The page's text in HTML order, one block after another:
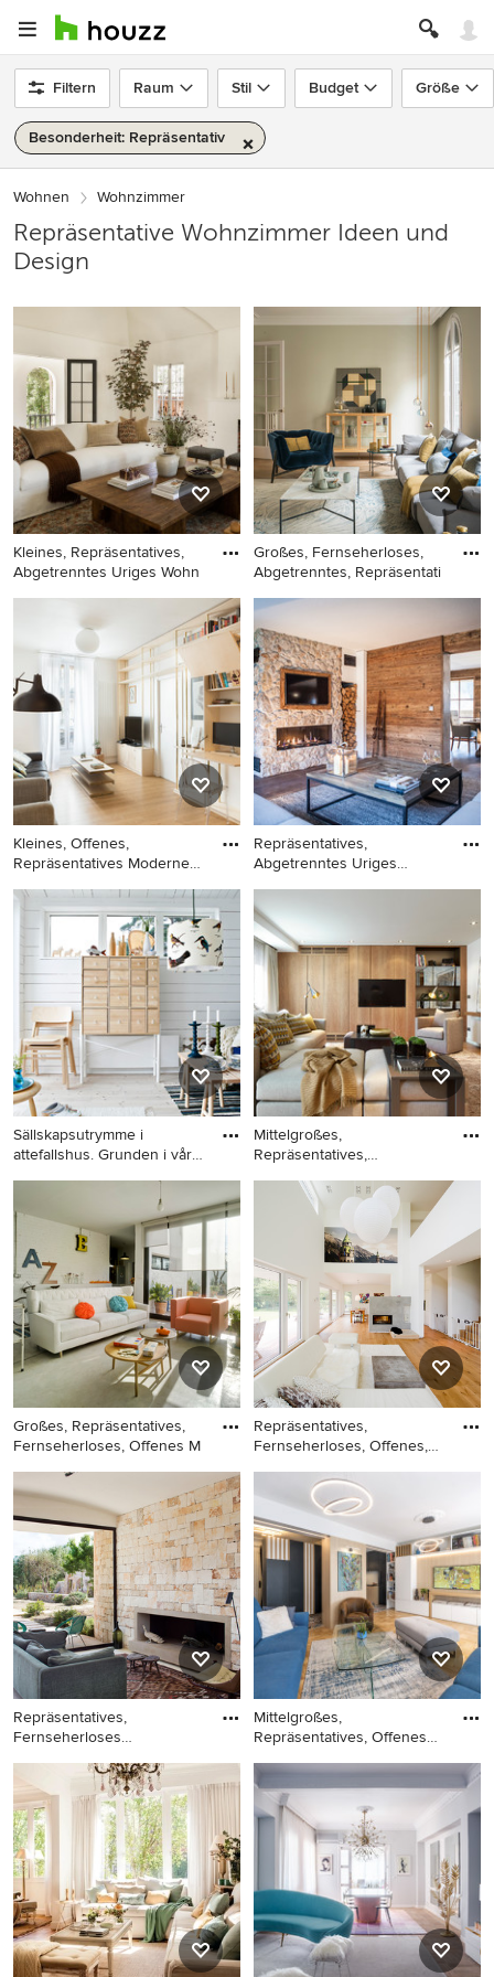
Filtern Raum Stil Budget Größe
Besonderheit: Repräsentativ
Wohnen Wohnzimmer
Repräsentative Wohnzimmer Ideen und
Design
Kleines, Repräsentatives,
Abgetrenntes Uriges Wohn
Kleines, Repräsentatives,
Abgetrenntes Uriges
Wohnzimmer mit weißer
Wandfarbe, braunem
Holzboden, Kamin,
verputzter Kaminumrandung,
verstecktem TV, braunem
Boden und gewölbter Decke
in Sonstige
Großes, Fernseherloses,
Abgetrenntes, Repräsentati
Großes, Fernseherloses,
Abgetrenntes,
Repräsentatives
Mediterranes Wohnzimmer
mit beiger Wandfarbe,
braunem Holzboden,
verputzter Kaminumrandung
und beigem Boden in
Barcelona
Kleines, Offenes,
Repräsentatives Modernes
Kleines, Offenes,
Repräsentatives Modernes
Wohnzimmer ohne Kamin mit
weißer Wandfarbe, hellem
Holzboden, freistehendem
TV und beigem Boden in
Paris
Repräsentatives,
Abgetrenntes Uriges
Repräsentatives,
Abgetrenntes Uriges
Wohnzimmer mit brauner
Wandfarbe, dunklem
Holzboden, Gaskamin,
Kaminumrandung aus Stein,
TV-Wand und braunem
Boden in München
Sällskapsutrymme i
attefallshus. Grunden i våra
Großes, Repräsentatives,
Fernseherloses, Offenes
Maritimes Wohnzimmer ohne
Kamin mit weißer Wandfarbe
und hellem Holzboden in
Stockholm
Mittelgroßes,
Repräsentatives,
Mittelgroßes,
Repräsentatives,
Abgetrenntes Modernes
Wohnzimmer ohne Kamin mit
weißer Wandfarbe, braunem
Holzboden und TV-Wand in
Barcelona
Großes, Repräsentatives,
Fernseherloses, Offenes M
Großes, Repräsentatives,
Fernseherloses, Offenes
Modernes Wohnzimmer ohne
Kamin mit weißer Wandfarbe
und Betonboden in Sonstige
Repräsentatives,
Fernseherloses, Offenes,
Repräsentatives,
Fernseherloses, Offenes,
Großes Nordisches
Wohnzimmer mit weißer
Wandfarbe, braunem
Holzboden, Gaskamin und
Kaminumrandung aus Beton
in Köln
Repräsentatives,
Fernseherloses
Repräsentatives,
Fernseherloses Mediterranes
Wohnzimmer mit Gaskamin,
Kaminumrandung aus Beton
und Steinwänden in Sonstige
Mittelgroßes,
Repräsentatives, Offenes
Mittelgroßes,
Repräsentatives, Offenes
Modernes Wohnzimmer mit
hellem Holzboden und
verstecktem TV in Lyon